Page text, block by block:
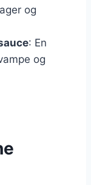
og
: En
og